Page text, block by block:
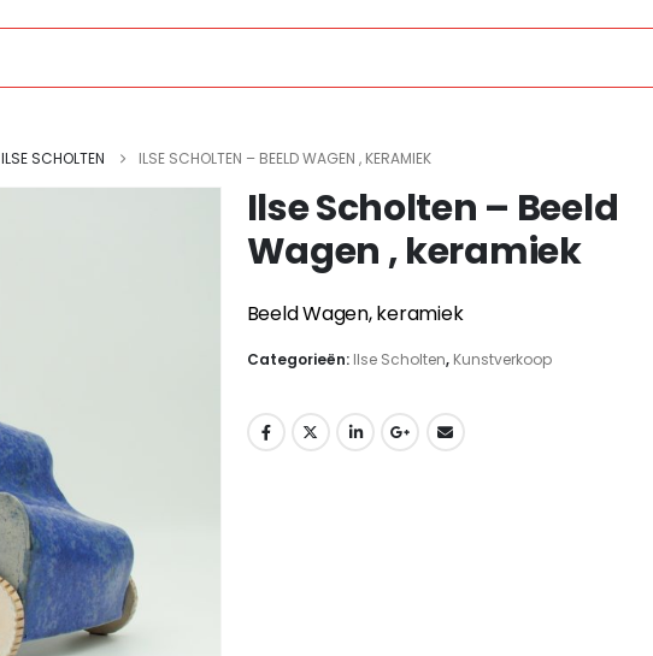
ILSE SCHOLTEN ILSE SCHOLTEN – BEELD WAGEN , KERAMIEK
Ilse Scholten – Beeld
Wagen , keramiek
Beeld Wagen, keramiek
Categorieën: Ilse Scholten, Kunstverkoop